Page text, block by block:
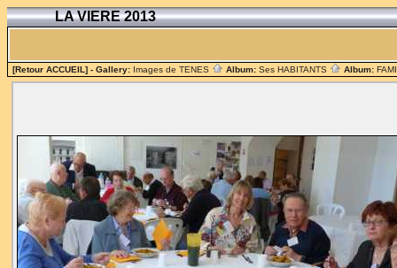
LA VIERE 2013
[Retour ACCUEIL] - Gallery: Images de TENES Album: Ses HABITANTS Album: